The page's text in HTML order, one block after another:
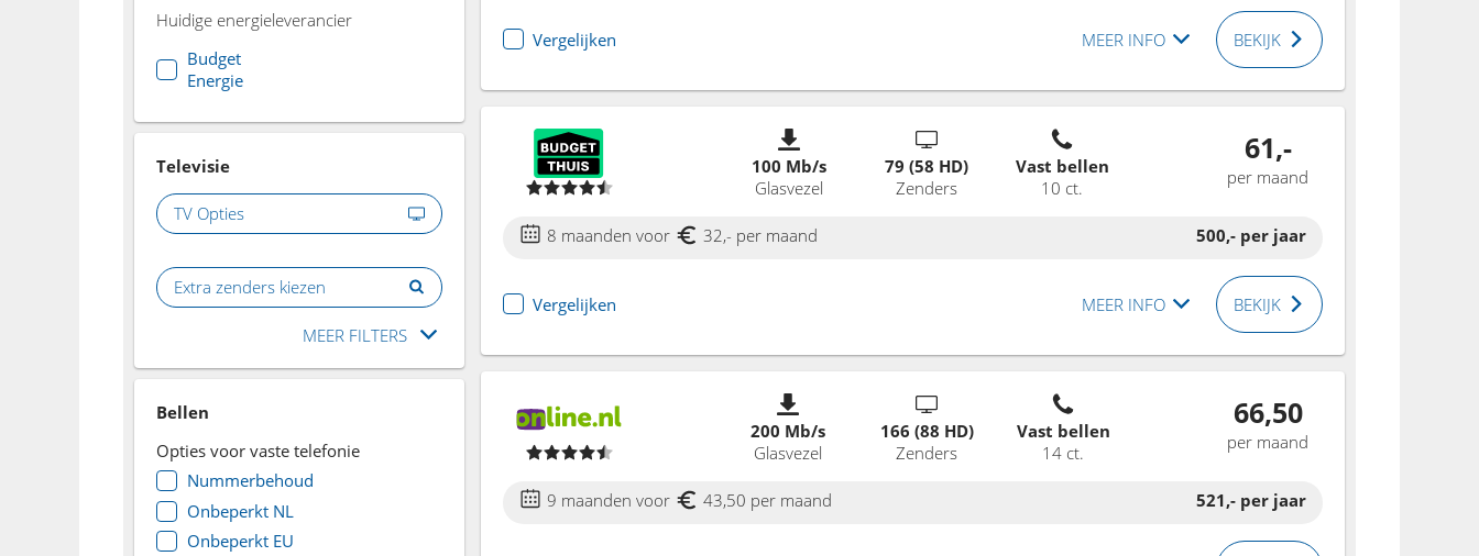
Huidige energieleverancier
Budget
Energie
Televisie
TV Opties
Extra zenders kiezen
MEER FILTERS
Bellen
Opties voor vaste telefonie
Nummerbehoud
Onbeperkt NL
Onbeperkt EU
Vergelijken MEER INFO BEKIJK
100 Mb/s
Glasvezel
79 (58 HD)
Zenders
Vast bellen
10 ct.
61,-
per maand
8 maanden voor 32,- per maand 500,- per jaar
Vergelijken MEER INFO BEKIJK
200 Mb/s
Glasvezel
166 (88 HD)
Zenders
Vast bellen
14 ct.
66,50
per maand
9 maanden voor 43,50 per maand 521,- per jaar